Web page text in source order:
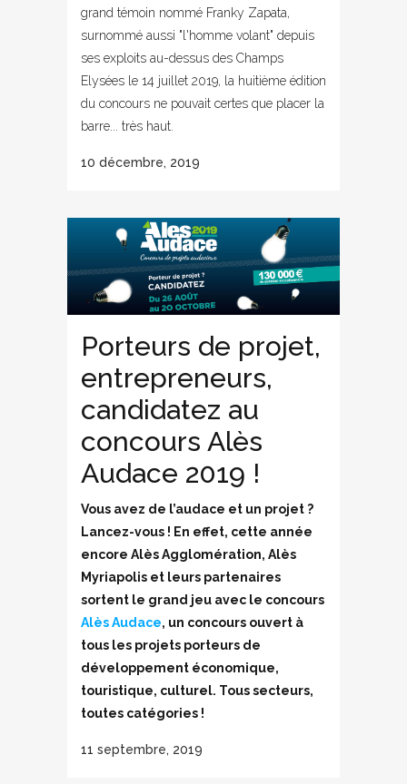
grand témoin nommé Franky Zapata,
surnommé aussi "l'homme volant" depuis
ses exploits au-dessus des Champs
Elysées le 14 juillet 2019, la huitième édition
du concours ne pouvait certes que placer la
barre... très haut.
10 décembre, 2019
Porteurs de projet,
entrepreneurs,
candidatez au
concours Alès
Audace 2019 !
Vous avez de l’audace et un projet ?
Lancez-vous ! En effet, cette année
encore Alès Agglomération, Alès
Myriapolis et leurs partenaires
sortent le grand jeu avec le concours
Alès Audace, un concours ouvert à
tous les projets porteurs de
développement économique,
touristique, culturel. Tous secteurs,
toutes catégories !
11 septembre, 2019